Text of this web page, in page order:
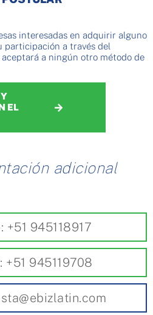
interesadas en adquirir alguno
participación a través del
a ningún otro método de
EL
adicional
+51 945118917
+51 945119708